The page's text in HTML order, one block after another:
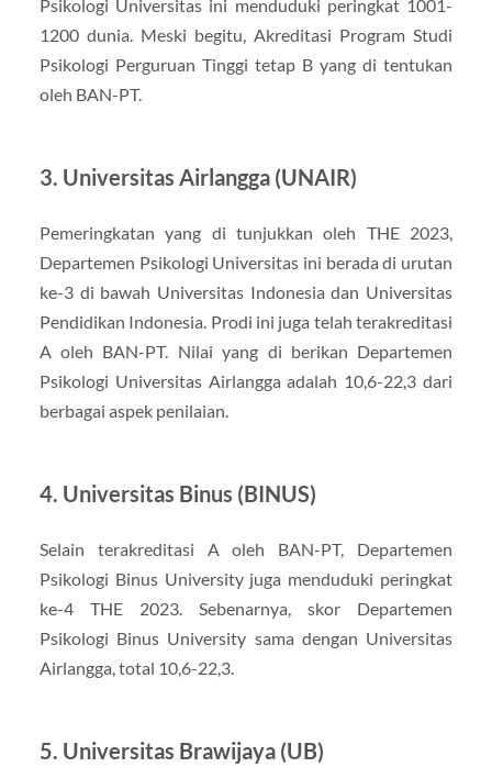
Psikologi Universitas ini menduduki peringkat 1001-
1200 dunia. Meski begitu, Akreditasi Program Studi
Psikologi Perguruan Tinggi tetap B yang di tentukan
oleh BAN-PT.
3. Universitas Airlangga (UNAIR)
Pemeringkatan yang di tunjukkan oleh THE 2023,
Departemen Psikologi Universitas ini berada di urutan
ke-3 di bawah Universitas Indonesia dan Universitas
Pendidikan Indonesia. Prodi ini juga telah terakreditasi
A oleh BAN-PT. Nilai yang di berikan Departemen
Psikologi Universitas Airlangga adalah 10,6-22,3 dari
berbagai aspek penilaian.
4. Universitas Binus (BINUS)
Selain terakreditasi A oleh BAN-PT, Departemen
Psikologi Binus University juga menduduki peringkat
ke-4 THE 2023. Sebenarnya, skor Departemen
Psikologi Binus University sama dengan Universitas
Airlangga, total 10,6-22,3.
5. Universitas Brawijaya (UB)